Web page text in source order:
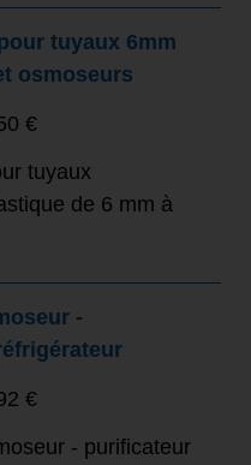
tuyaux 6mm
osmoseurs
€
tuyaux
de 6 mm à
-
€
- purificateur